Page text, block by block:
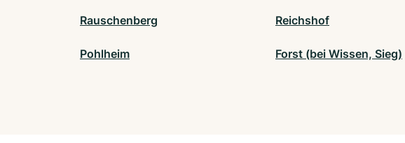
Rauschenberg Reichshof
Pohlheim Forst (bei Wissen, Sieg)